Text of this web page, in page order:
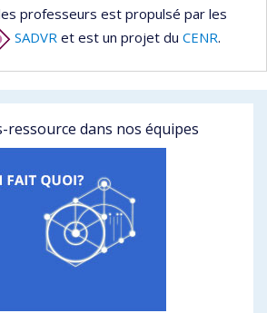
professeurs est propulsé par les
SADVR et est un projet du CENR.
ressource dans nos équipes